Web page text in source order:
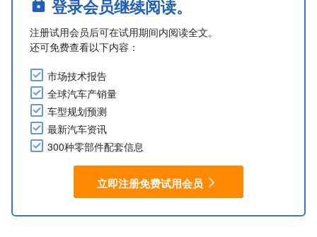
登录会员继续阅读。
注册试用会员后可在试用期间内阅读全文。
还可免费查看以下内容：
市场技术报告
全球汽车产销量
车型规划预测
最新汽车资讯
300种零部件配套信息
立即注册免费试用会员